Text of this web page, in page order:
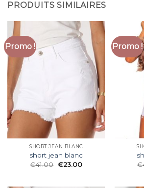
PRODUITS SIMILAIRES
Promo !
SHORT JEAN BLANC
short jean blanc
€41.00 €23.00
Promo !
€